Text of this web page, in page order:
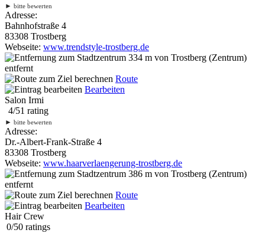
► bitte bewerten
Adresse:
Bahnhofstraße 4
83308 Trostberg
Webseite: www.trendstyle-trostberg.de
334 m von Trostberg (Zentrum)
entfernt
Route
Bearbeiten
Salon Irmi
4/51 rating
► bitte bewerten
Adresse:
Dr.-Albert-Frank-Straße 4
83308 Trostberg
Webseite: www.haarverlaengerung-trostberg.de
386 m von Trostberg (Zentrum)
entfernt
Route
Bearbeiten
Hair Crew
0/50 ratings